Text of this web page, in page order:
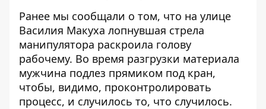
Ранее мы сообщали о том, что на улице
Василия Макуха лопнувшая стрела
манипулятора раскроила голову
рабочему. Во время разгрузки материала
мужчина подлез прямиком под кран,
чтобы, видимо, проконтролировать
процесс, и случилось то, что случилось.